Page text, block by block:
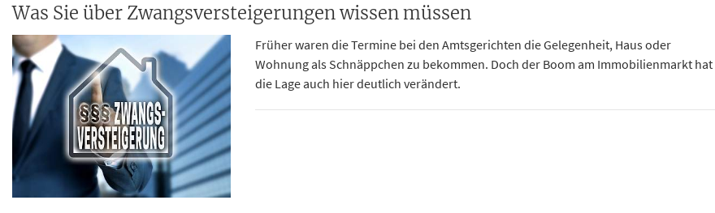
Was Sie über Zwangsversteigerungen wissen müssen
Früher waren die Termine bei den Amtsgerichten die Gelegenheit, Haus oder
Wohnung als Schnäppchen zu bekommen. Doch der Boom am Immobilienmarkt hat
die Lage auch hier deutlich verändert.